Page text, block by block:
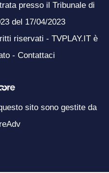
presso il Tribunale di
del 17/04/2023
riservati - TVPLAY.IT è
- Contattaci
sito sono gestite da